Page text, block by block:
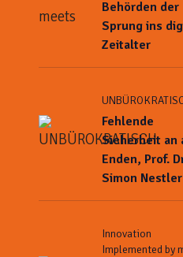
Behörden der
Sprung ins
Zeitalter
Fehlende
Sicherheit an
Enden, Prof.
Simon Nestler
Innovation
Implemented by